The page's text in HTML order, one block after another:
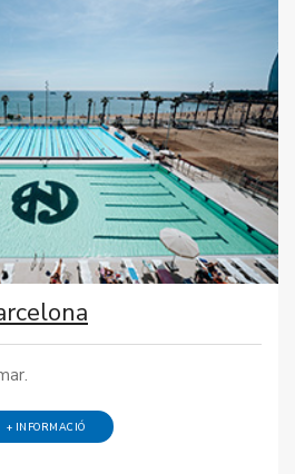
+ INFORMACIÓ